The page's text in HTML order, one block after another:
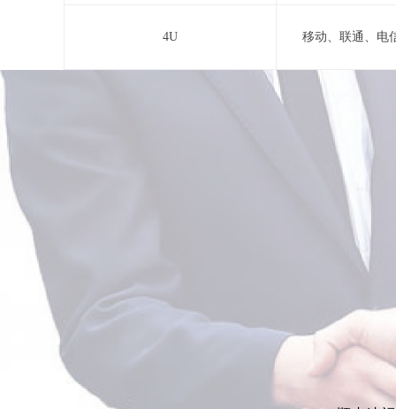
4U 移动、联通、电